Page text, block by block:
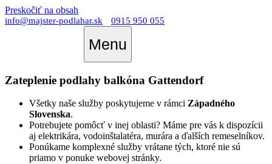
Preskočiť na obsah
info@majster-podlahar.sk 0915 950 055
Menu
Zateplenie podlahy balkóna Gattendorf
Všetky naše služby poskytujeme v rámci Západného
Slovenska.
Potrebujete pomôcť v inej oblasti? Máme pre vás k dispozícii
aj elektrikára, vodoinštalatéra, murára a ďalších remeselníkov.
Ponúkame komplexné služby vrátane tých, ktoré nie sú
priamo v ponuke webovej stránky.